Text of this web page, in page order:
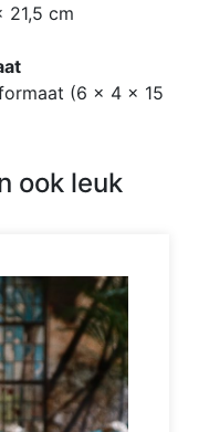
21,5 cm
(6 × 4 × 15
ook leuk